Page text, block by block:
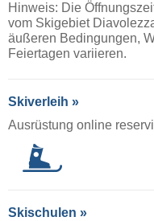
Hinweis: Die
vom Skigebiet
äußeren Bedingungen,
Feiertagen variieren.
Skiverleih »
Ausrüstung online
Skischulen »